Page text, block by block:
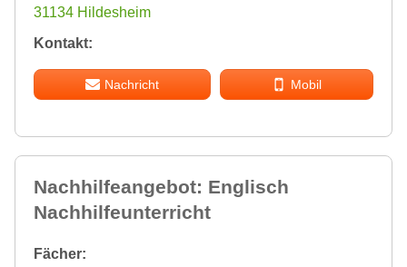
31134 Hildesheim
Kontakt:
Nachricht Mobil
Nachhilfeangebot: Englisch
Nachhilfeunterricht
Fächer: